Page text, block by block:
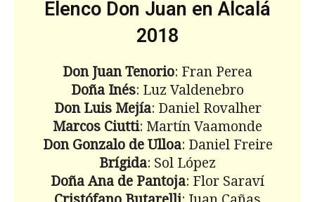
Elenco Don Juan en Alcalá
2018
Don Juan Tenorio: Fran Perea
Doña Inés: Luz Valdenebro
Don Luis Mejía: Daniel Rovalher
Marcos Ciutti: Martín Vaamonde
Don Gonzalo de Ulloa: Daniel Freire
Brígida: Sol López
Doña Ana de Pantoja: Flor Saraví